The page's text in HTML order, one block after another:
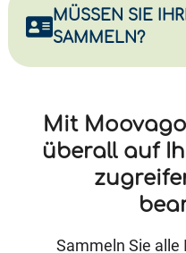
MÜSSEN SIE
SAMMELN?
Mit
überall auf
Sammeln Sie alle